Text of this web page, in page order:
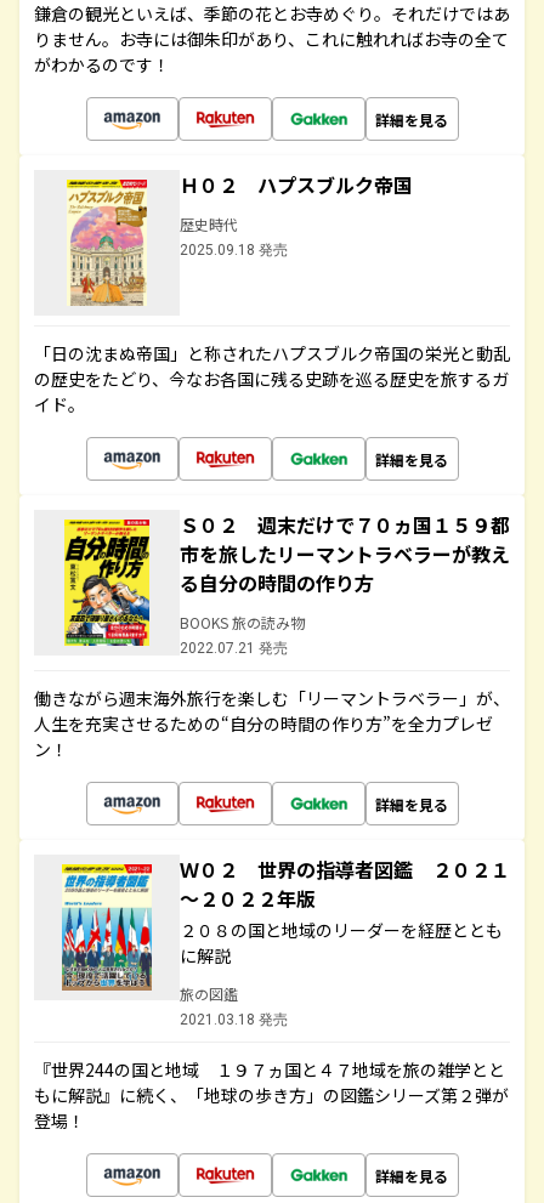
鎌倉の観光といえば、季節の花とお寺めぐり。それだけではあ
りません。お寺には御朱印があり、これに触れればお寺の全て
がわかるのです！
詳細を見る
Ｈ０２ ハプスブルク帝国
歴史時代
2025.09.18 発売
「日の沈まぬ帝国」と称されたハプスブルク帝国の栄光と動乱
の歴史をたどり、今なお各国に残る史跡を巡る歴史を旅するガ
イド。
詳細を見る
Ｓ０２ 週末だけで７０ヵ国１５９都
市を旅したリーマントラベラーが教え
る自分の時間の作り方
BOOKS 旅の読み物
2022.07.21 発売
働きながら週末海外旅行を楽しむ「リーマントラベラー」が、
人生を充実させるための“自分の時間の作り方”を全力プレゼ
ン！
詳細を見る
Ｗ０２ 世界の指導者図鑑 ２０２１
～２０２２年版
２０８の国と地域のリーダーを経歴ととも
に解説
旅の図鑑
2021.03.18 発売
『世界244の国と地域 １９７ヵ国と４７地域を旅の雑学とと
もに解説』に続く、「地球の歩き方」の図鑑シリーズ第２弾が
登場！
詳細を見る